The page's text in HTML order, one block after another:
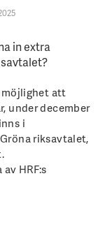
in extra
möjlighet att
under december
i
riksavtalet,
HRF:s